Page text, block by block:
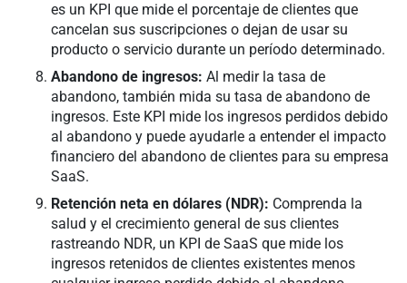
es un KPI que mide el porcentaje de clientes que
cancelan sus suscripciones o dejan de usar su
producto o servicio durante un período determinado.
Abandono de ingresos: Al medir la tasa de
abandono, también mida su tasa de abandono de
ingresos. Este KPI mide los ingresos perdidos debido
al abandono y puede ayudarle a entender el impacto
financiero del abandono de clientes para su empresa
SaaS.
Retención neta en dólares (NDR): Comprenda la
salud y el crecimiento general de sus clientes
rastreando NDR, un KPI de SaaS que mide los
ingresos retenidos de clientes existentes menos